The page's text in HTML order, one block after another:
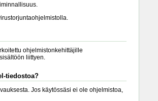
ohjelmistonkehittäjille
liittyen.
tiedostoa?
Jos käytössäsi ei ole ohjelmistoa,